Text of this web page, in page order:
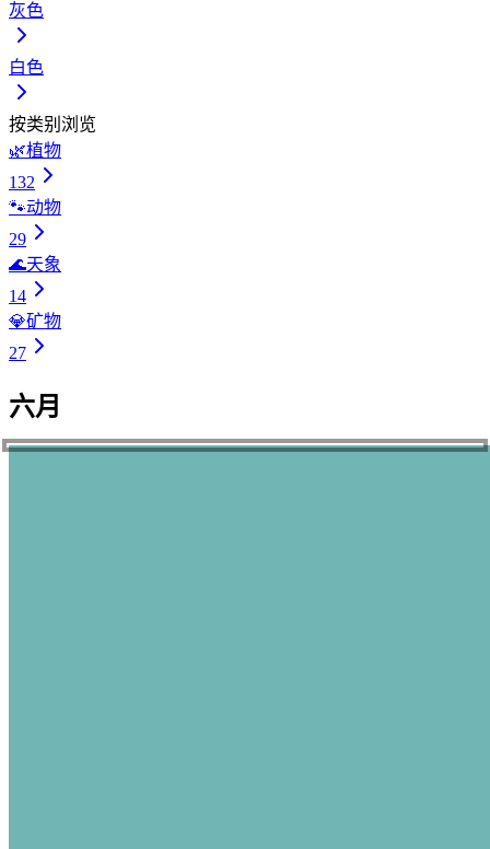
灰色
白色
按类别浏览
🌿植物
132
🐾动物
29
🌊天象
14
💎矿物
27
六月
6.1 かにとりぞめ
蟹鳥染
6.2 とかげいろ
蜥蜴色
6.3 みはなだ
水縹
6.4 こだいむらさき
古代紫
6.5 あおずみ
青墨
6.6 とうせい
豆青
6.7 あおみどり
青緑
6.8 のしめいろ
熨斗目色
6.9 べんがらいろ
弁柄色
6.10 こむぎいろ
小麦色
6.11 はなろくしょう
花緑青
6.12 こはくいろ
琥珀色
6.13 ごすいろ
呉須色
6.14 こけいろ
苔色
6.15 びゃくろく
白緑
6.16 わかむらさき
若紫
6.17 はなあさぎ
花浅葱
6.18 ようりょくしょく
葉緑色
6.19 あまいろ
天色
6.20 なすこん
茄子紺
6.21 あさぎいろ
浅葱色
6.22 なつむしいろ
夏虫色
6.23 ふじはとばいろ
藤鳩羽色
6.24 ぐんじょういろ
群青色
6.25 ねぎしいろ
根岸色
6.26 あおいいろ
葵色
6.27 あかむらさき
赤紫
6.28 あじさいあお
紫陽花青
6.29 ぬれはいろ
濡葉色
6.30 くじゃくりょく
孔雀緑